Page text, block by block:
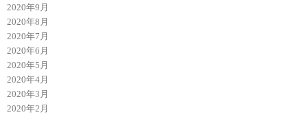
2020年9月
2020年8月
2020年7月
2020年6月
2020年5月
2020年4月
2020年3月
2020年2月